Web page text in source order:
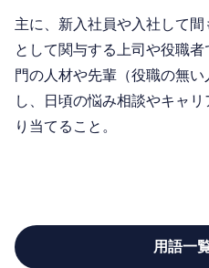
主に、新入社員や入社して
として関与する上司や役職
門の人材や先輩（役職の無
し、日頃の悩み相談やキャ
り当てること。
用語一